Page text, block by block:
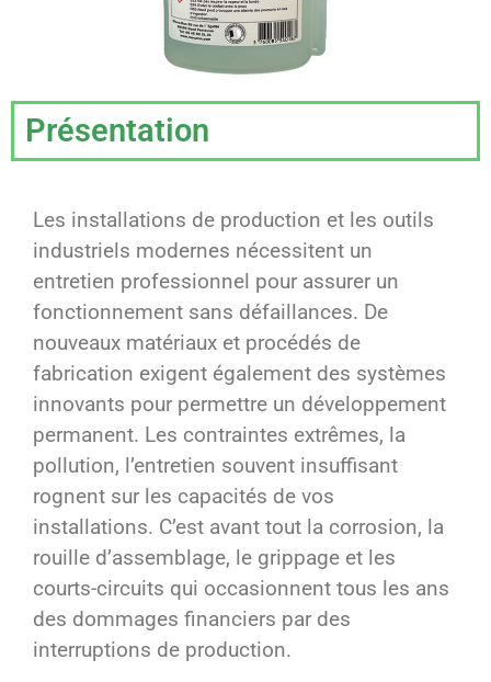
Présentation
Les installations de production et les outils
industriels modernes nécessitent un
entretien professionnel pour assurer un
fonctionnement sans défaillances. De
nouveaux matériaux et procédés de
fabrication exigent également des systèmes
innovants pour permettre un développement
permanent. Les contraintes extrêmes, la
pollution, l’entretien souvent insuffisant
rognent sur les capacités de vos
installations. C’est avant tout la corrosion, la
rouille d’assemblage, le grippage et les
courts-circuits qui occasionnent tous les ans
des dommages financiers par des
interruptions de production.